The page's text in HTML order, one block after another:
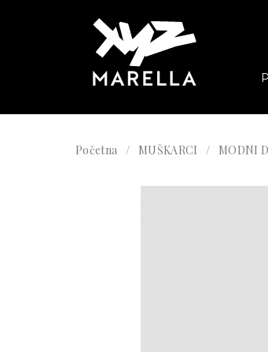
Početna MUŠKARCI MODNI